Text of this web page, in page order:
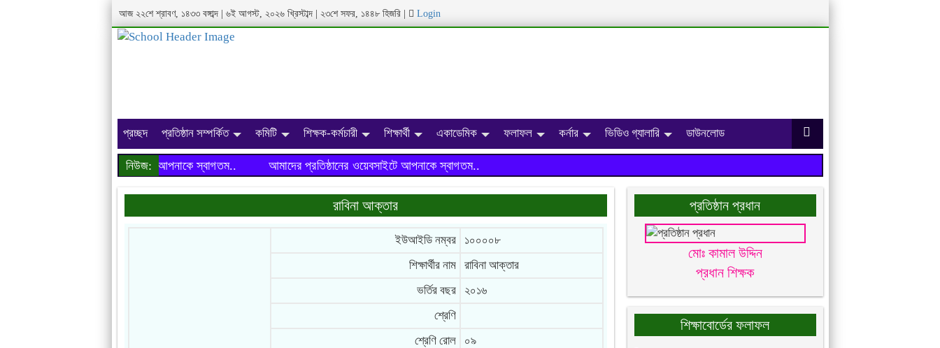
আজ ২২শে শ্রাবণ, ১৪৩৩ বঙ্গাব্দ | ৬ই আগস্ট, ২০২৬ খ্রিস্টাব্দ | ২৩শে সফর, ১৪৪৮ হিজরি Login
প্রচ্ছদ প্রতিষ্ঠান সম্পর্কিত কমিটি শিক্ষক-কর্মচারী শিক্ষার্থী একাডেমিক ফলাফল কর্নার ভিডিও গ্যালারি ডাউনলোড
নিউজ: আমাদের প্রতিষ্ঠানের ওয়েবসাইটে আপনাকে স্বাগতম..
আমাদের প্রতিষ্ঠানের ওয়েবসাইটে আপনাকে স্বাগতম..
রাবিনা আক্তার
ইউআইডি নম্বর
১০০০০৮
শিক্ষার্থীর নাম
রাবিনা আক্তার
ভর্তির বছর
২০১৬
শ্রেণি
শ্রেণি রোল
০৯
প্রতিষ্ঠান প্রধান
মোঃ কামাল উদ্দিন
প্রধান শিক্ষক
শিক্ষাবোর্ডের ফলাফল